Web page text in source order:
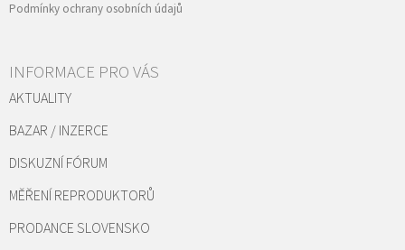
Podmínky ochrany osobních údajů
INFORMACE PRO VÁS
AKTUALITY
BAZAR / INZERCE
DISKUZNÍ FÓRUM
MĚŘENÍ REPRODUKTORŮ
PRODANCE SLOVENSKO